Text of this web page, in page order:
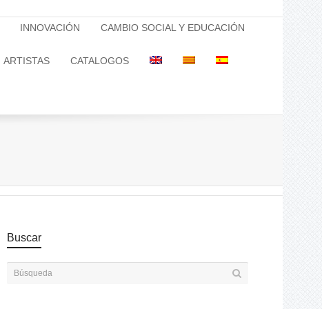
INNOVACIÓN CAMBIO SOCIAL Y EDUCACIÓN
ARTISTAS CATALOGOS
Buscar